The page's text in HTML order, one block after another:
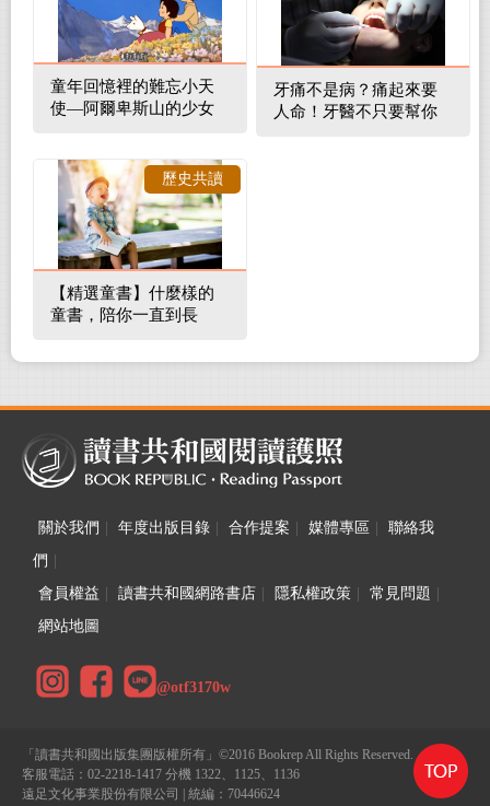
童年回憶裡的難忘小天
使—阿爾卑斯山的少女
牙痛不是病？痛起來要
人命！牙醫不只要幫你
【精選童書】什麼樣的
童書，陪你一直到長
歷史共讀
關於我們 年度出版目錄 合作提案 媒體專區
聯絡我
們
會員權益
讀書共和國網路書店 隱私權政策 常見問題
網站地圖
@otf3170w
「讀書共和國出版集團版權所有」©2016 Bookrep All Rights Reserved.
客服電話：02-2218-1417 分機 1322、1125、1136
遠足文化事業股份有限公司 | 統編：70446624